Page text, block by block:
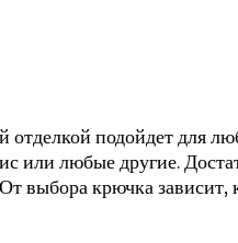
отделкой подойдет для
любые другие.
выбора крючка зависит,